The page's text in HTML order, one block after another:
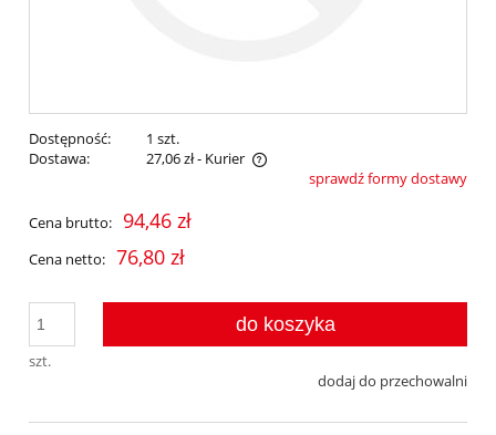
Dostępność:
1 szt.
Dostawa:
27,06 zł- Kurier
Cena nie zawiera ewentualnych kosztów płatnościsprawdź formy dostawy
Cena brutto: 94,46 zł
Cena netto: 76,80 zł
szt.
do koszyka
dodaj do przechowalni